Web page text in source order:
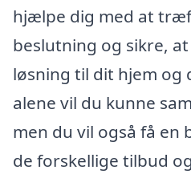
hjælpe dig med at
beslutning og sikre,
løsning til dit hjem og
alene vil du kunne
men du vil også få en
de forskellige tilbud